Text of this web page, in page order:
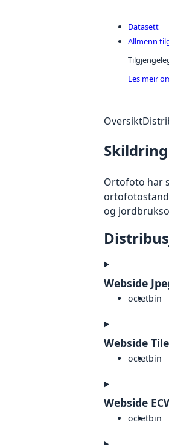
Datasett
Allmenn
Les meir
Oversikt
Skildring
Ortofoto har
og
Webside
octetbin
Webside
octetbin
Webside
octetbin